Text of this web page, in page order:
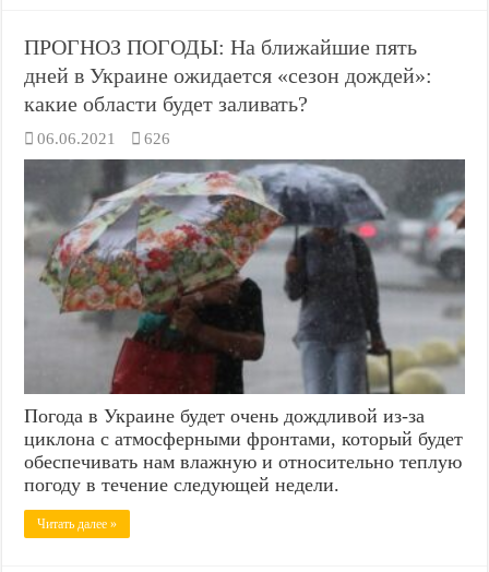
ПРОГНОЗ ПОГОДЫ: На ближайшие пять
дней в Украине ожидается «сезон дождей»:
какие области будет заливать?
06.06.2021 626
Погода в Украине будет очень дождливой из-за
циклона с атмосферными фронтами, который будет
обеспечивать нам влажную и относительно теплую
погоду в течение следующей недели.
Читать далее »